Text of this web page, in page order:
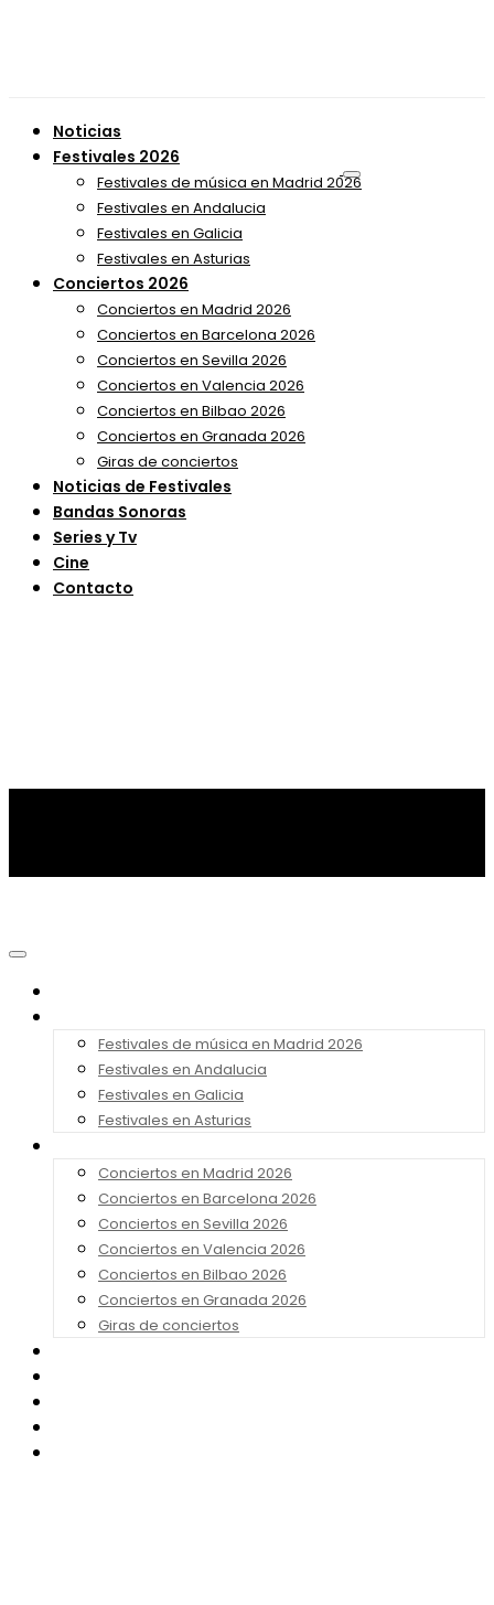
Noticias
Festivales 2026
Festivales de música en Madrid 2026
Festivales en Andalucia
Festivales en Galicia
Festivales en Asturias
Conciertos 2026
Conciertos en Madrid 2026
Conciertos en Barcelona 2026
Conciertos en Sevilla 2026
Conciertos en Valencia 2026
Conciertos en Bilbao 2026
Conciertos en Granada 2026
Giras de conciertos
Noticias de Festivales
Bandas Sonoras
Series y Tv
Cine
Contacto
Festivales de música en Madrid 2026
Festivales en Andalucia
Festivales en Galicia
Festivales en Asturias
Conciertos en Madrid 2026
Conciertos en Barcelona 2026
Conciertos en Sevilla 2026
Conciertos en Valencia 2026
Conciertos en Bilbao 2026
Conciertos en Granada 2026
Giras de conciertos